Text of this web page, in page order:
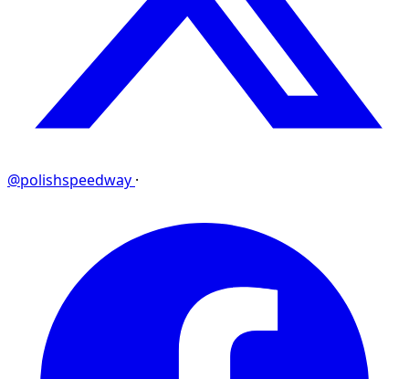
@polishspeedway ·